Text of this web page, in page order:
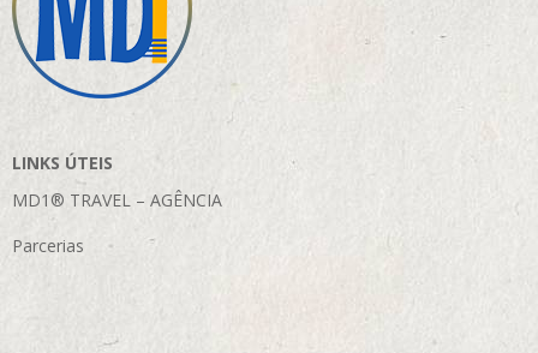
LINKS ÚTEIS
MD1® TRAVEL – AGÊNCIA
Parcerias